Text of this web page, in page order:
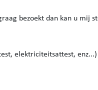
bezoekt dan kan u mij
elektriciteitsattest,